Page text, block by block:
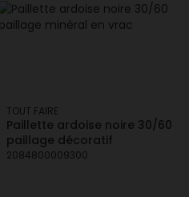
TOUT FAIRE
Paillette ardoise noire 30/60
paillage décoratif
2084800009300